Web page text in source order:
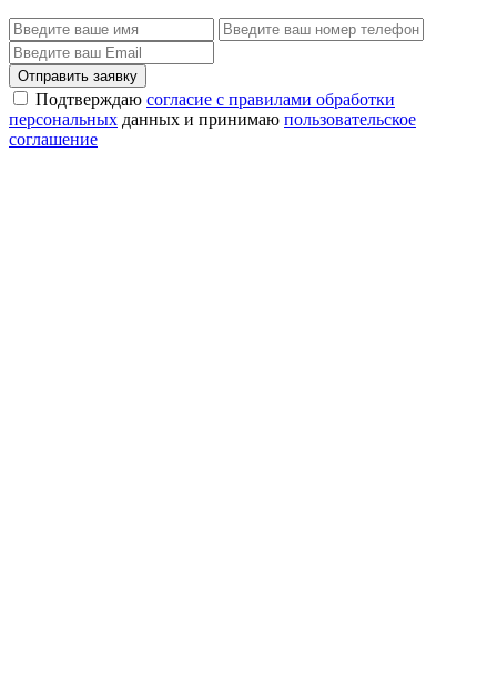
Отправить заявку
Подтверждаю согласие с правилами обработки
персональных данных и принимаю пользовательское
соглашение